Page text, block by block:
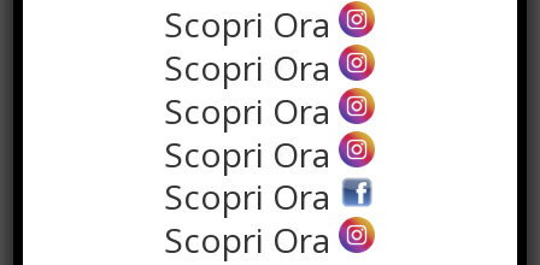
POPOLARI
Scopri Ora
Scopri Ora
Scopri Ora
Scopri Ora
Scopri Ora
Scopri Ora